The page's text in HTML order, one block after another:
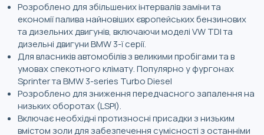
Розроблено для збільшених інтервалів заміни та
економії палива найновіших європейських бензинових
та дизельних двигунів, включаючи моделі VW TDI та
дизельні двигуни BMW 3-ї серії.
Для власників автомобілів з великими пробігами та в
умовах спекотного клімату. Популярно у фургонах
Sprinter та BMW 3-series Turbo Diesel
Розроблено для зниження передчасного запалення на
низьких оборотах (LSPI).
Включає необхідні протизносні присадки з низьким
вмістом золи для забезпечення сумісності з останніми